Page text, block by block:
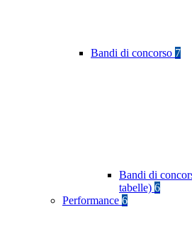
Bandi di concorso 7
Bandi di
tabelle) 6
Performance 6